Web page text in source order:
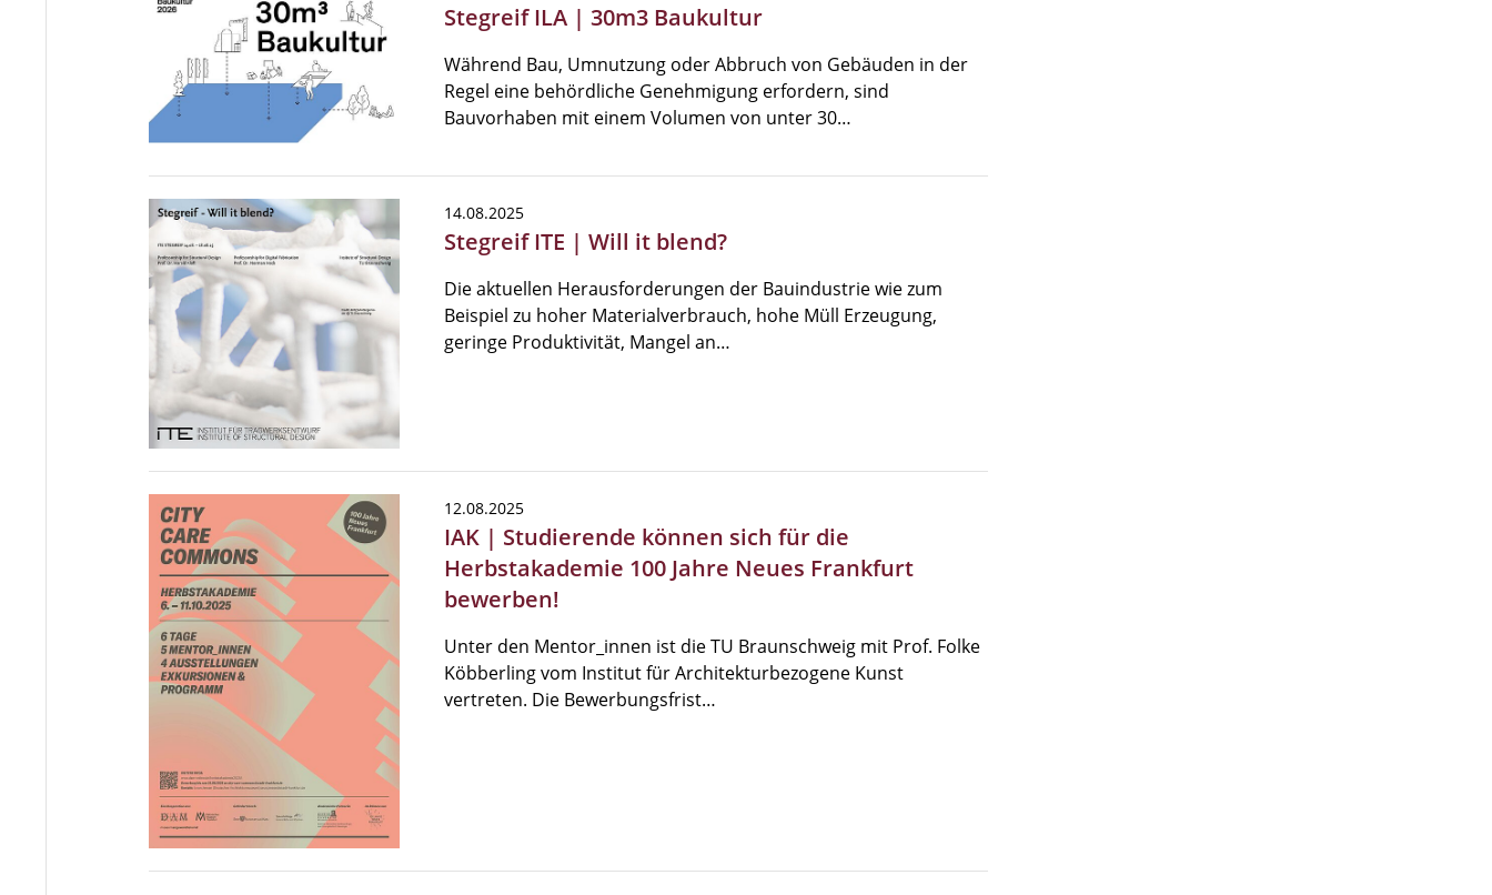
Stegreif ILA | 30m3 Baukultur
Während Bau, Umnutzung oder Abbruch von Gebäuden in der
Regel eine behördliche Genehmigung erfordern, sind
Bauvorhaben mit einem Volumen von unter 30…
14.08.2025
Stegreif ITE | Will it blend?
Die aktuellen Herausforderungen der Bauindustrie wie zum
Beispiel zu hoher Materialverbrauch, hohe Müll Erzeugung,
geringe Produktivität, Mangel an…
12.08.2025
IAK | Studierende können sich für die
Herbstakademie 100 Jahre Neues Frankfurt
bewerben!
Unter den Mentor_innen ist die TU Braunschweig mit Prof. Folke
Köbberling vom Institut für Architekturbezogene Kunst
vertreten. Die Bewerbungsfrist…